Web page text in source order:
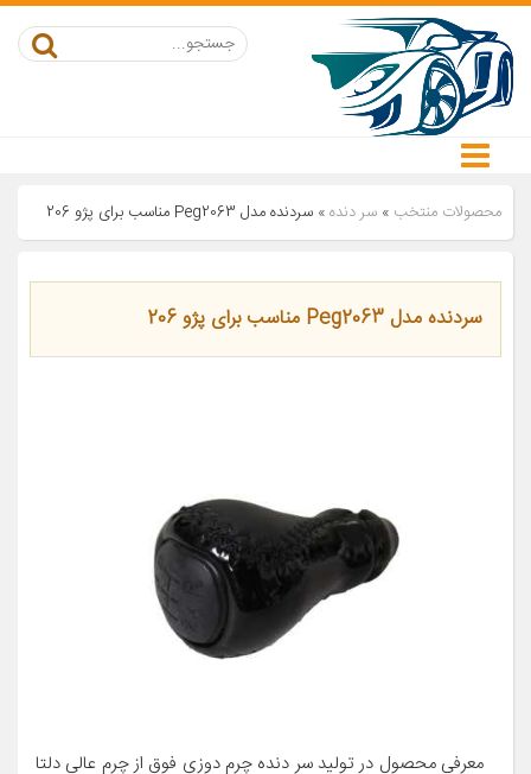
محصولات منتخب » سر دنده» سردنده مدل Peg2063 مناسب برای پژو 206
سردنده مدل Peg2063 مناسب برای پژو 206
معرفی محصول در تولید سر دنده چرم دوزی فوق از چرم عالی دلتا